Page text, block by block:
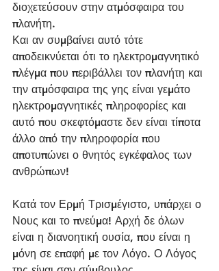
διοχετεύσουν στην ατμόσφαιρα του
πλανήτη.
Και αν συμβαίνει αυτό τότε
αποδεικνύεται ότι το ηλεκτρομαγνητικό
πλέγμα που περιβάλλει τον πλανήτη και
την ατμόσφαιρα της γης είναι γεμάτο
ηλεκτρομαγνητικές πληροφορίες και
αυτό που σκεφτόμαστε δεν είναι τίποτα
άλλο από την πληροφορία που
αποτυπώνει ο θνητός εγκέφαλος των
ανθρώπων!
Κατά τον Ερμή Τρισμέγιστο, υπάρχει ο
Νους και το πνεύμα! Αρχή δε όλων
είναι η διανοητική ουσία, που είναι η
μόνη σε επαφή με τον Λόγο. Ο Λόγος